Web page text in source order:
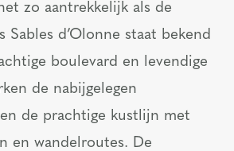
zo aantrekkelijk als de
Sables d’Olonne staat bekend
boulevard en levendige
de nabijgelegen
de prachtige kustlijn met
en wandelroutes. De